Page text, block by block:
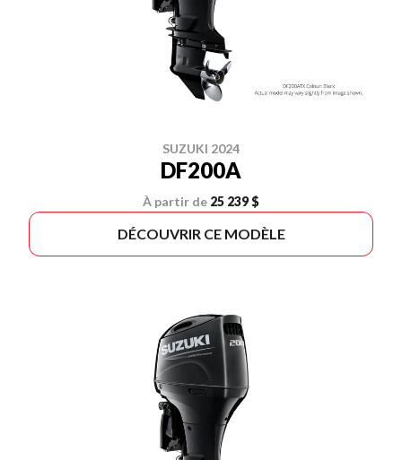
SUZUKI 2024
DF200A
À partir de 25 239 $
DÉCOUVRIR CE MODÈLE